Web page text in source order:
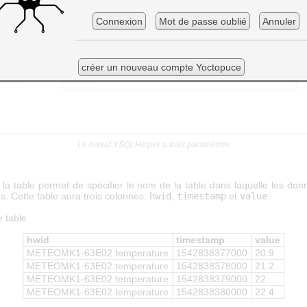
Connexion Mot de passe oublié Annuler
créer un nouveau compte Yoctopuce
Le nœud YSQLHelper a trois paramètres
table permet de spécifier le nom de la table dans laquelle les
Cette table aura trois colonnes: hwid timestamp et value
table
hwid
timestamp
value
METEOMK1-63E02.temperature
1542838377000
20.9
METEOMK1-63E02.temperature
1542838378000
21.2
METEOMK1-63E02.temperature
1542838379000
22
METEOMK1-63E02.temperature
1542838380000 22.4